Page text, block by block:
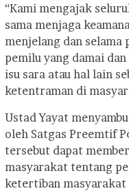
“Kami mengajak
sama menjaga
menjelang dan
pemilu yang damai
isu sara atau hal lain
ketentraman di
Ustad Yayat
oleh Satgas Preemtif
tersebut dapat
masyarakat tentang
ketertiban masyarakat